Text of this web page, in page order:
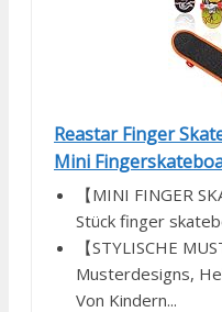
Reastar Finger
Mini
【MINI FINGER
Stück finger
【STYLISCHE
Musterdesigns,
Von Kindern...